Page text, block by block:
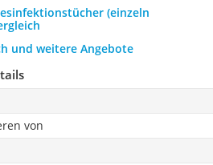
(einzeln
und weitere Angebote
von